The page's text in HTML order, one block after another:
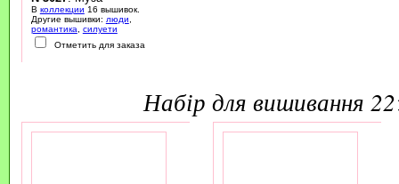
В коллекции 16 вышивок.
Другие вышивки: люди,
романтика, силуети
Отметить для заказа
набір для вишивання